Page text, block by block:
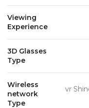
Viewing
Experience
3D Glasses
Type
Wireless
network
Type
vr